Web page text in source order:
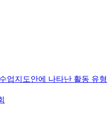
업지도안에 나타난 활동 유형